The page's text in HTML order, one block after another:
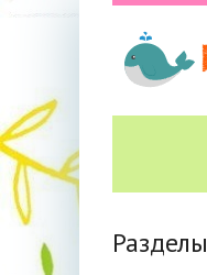
Разделы